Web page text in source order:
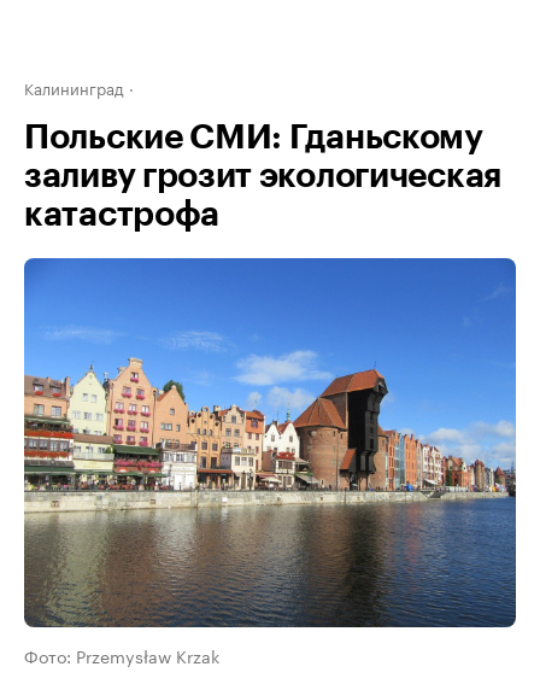
Калининград
Польские СМИ: Гданьскому
заливу грозит экологическая
катастрофа
Фото: Przemysław Krzak